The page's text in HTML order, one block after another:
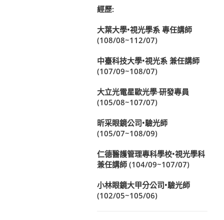
經歷:
大葉大學•視光學系 專任講師
(108/08~112/07)
中臺科技大學•視光系 兼任講師
(107/09~108/07)
大立光電星歐光學·研發專員
(105/08~107/07)
昕采眼鏡公司•驗光師
(105/07~108/09)
仁德醫護管理專科學校•視光學科
兼任講師 (104/09~107/07)
小林眼鏡大甲分公司•驗光師
(102/05~105/06)